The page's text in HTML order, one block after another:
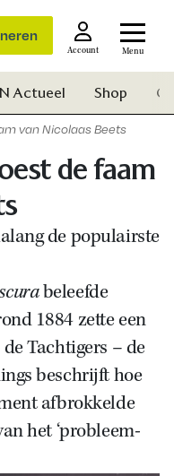
Account Menu
Zoek
Actueel Shop
van Nicolaas Beets
de faam
de populairste
beleefde
1884 zette een
Tachtigers – de
beschrijft hoe
afbrokkelde
het ‘probleem-